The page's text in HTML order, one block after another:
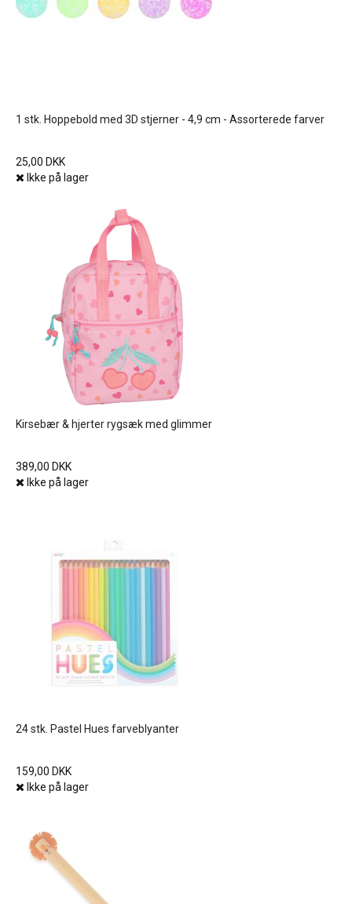
1 stk. Hoppebold med 3D stjerner - 4,9 cm - Assorterede farver
25,00 DKK
Ikke på lager
Kirsebær & hjerter rygsæk med glimmer
389,00 DKK
Ikke på lager
24 stk. Pastel Hues farveblyanter
159,00 DKK
Ikke på lager